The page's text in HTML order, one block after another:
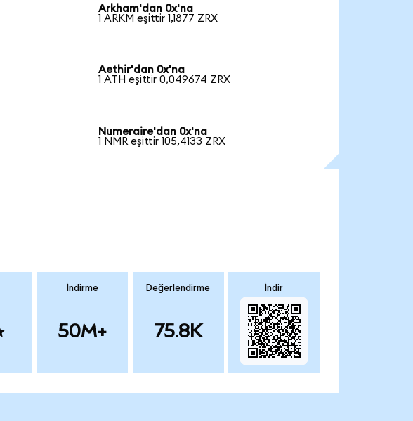
Arkham'dan 0x'na
1 ARKM eşittir 1,1877 ZRX
Aethir'dan 0x'na
1 ATH eşittir 0,049674 ZRX
Numeraire'dan 0x'na
1 NMR eşittir 105,4133 ZRX
İndirme
50M+
Değerlendirme
75.8K
İndir